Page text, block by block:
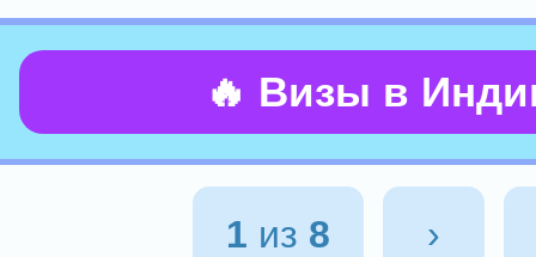
🔥 Визы в
1 из 8 ›